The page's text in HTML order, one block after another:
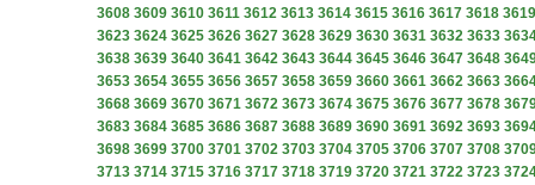
3608 3609 3610 3611 3612 3613 3614 3615 3616 3617 3618 3619
3623 3624 3625 3626 3627 3628 3629 3630 3631 3632 3633
3638 3639 3640 3641 3642 3643 3644 3645 3646 3647 3648
3653 3654 3655 3656 3657 3658 3659 3660 3661 3662 3663
3668 3669 3670 3671 3672 3673 3674 3675 3676 3677 3678
3683 3684 3685 3686 3687 3688 3689 3690 3691 3692 3693
3698 3699 3700 3701 3702 3703 3704 3705 3706 3707 3708
3713 3714 3715 3716 3717 3718 3719 3720 3721 3722 3723